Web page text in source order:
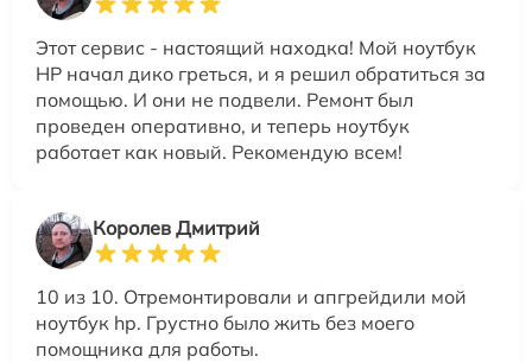
Этот сервис - настоящий находка! Мой ноутбук
HP начал дико греться, и я решил обратиться за
помощью. И они не подвели. Ремонт был
проведен оперативно, и теперь ноутбук
работает как новый. Рекомендую всем!
Королев Дмитрий
10 из 10. Отремонтировали и апгрейдили мой
ноутбук hp. Грустно было жить без моего
помощника для работы.